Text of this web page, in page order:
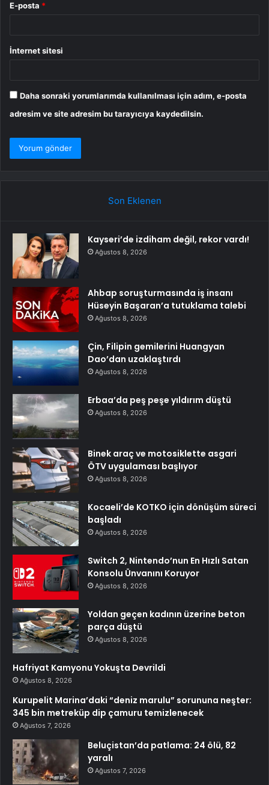
E-posta *
İnternet sitesi
Daha sonraki yorumlarımda kullanılması için adım, e-posta
adresim ve site adresim bu tarayıcıya kaydedilsin.
Son Eklenen
Kayseri’de izdiham değil, rekor vardı!
Ağustos 8, 2026
Ahbap soruşturmasında iş insanı
Hüseyin Başaran’a tutuklama talebi
Ağustos 8, 2026
Çin, Filipin gemilerini Huangyan
Dao’dan uzaklaştırdı
Ağustos 8, 2026
Erbaa’da peş peşe yıldırım düştü
Ağustos 8, 2026
Binek araç ve motosiklette asgari
ÖTV uygulaması başlıyor
Ağustos 8, 2026
Kocaeli’de KOTKO için dönüşüm süreci
başladı
Ağustos 8, 2026
Switch 2, Nintendo’nun En Hızlı Satan
Konsolu Ünvanını Koruyor
Ağustos 8, 2026
Yoldan geçen kadının üzerine beton
parça düştü
Ağustos 8, 2026
Hafriyat Kamyonu Yokuşta Devrildi
Ağustos 8, 2026
Kurupelit Marina’daki “deniz marulu” sorununa neşter:
345 bin metreküp dip çamuru temizlenecek
Ağustos 7, 2026
Beluçistan’da patlama: 24 ölü, 82
yaralı
Ağustos 7, 2026